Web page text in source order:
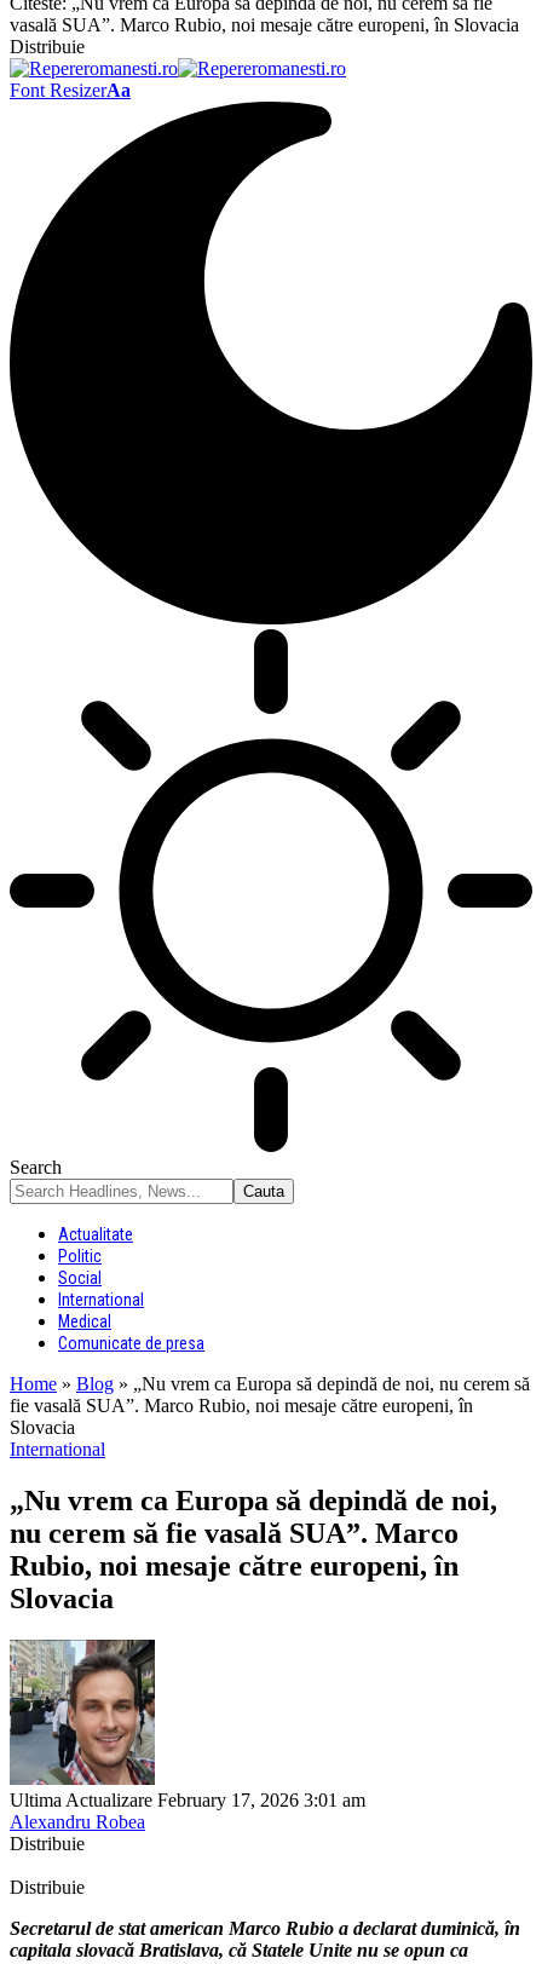
vasală SUA”. Marco Rubio, noi mesaje către europeni, în Slovacia
Distribuie
Font ResizerAa
Search
Actualitate
Politic
Social
International
Medical
Comunicate de presa
Home » Blog » „Nu vrem ca Europa să depindă de noi, nu cerem să
fie vasală SUA”. Marco Rubio, noi mesaje către europeni, în
Slovacia
International
„Nu vrem ca Europa să depindă de noi,
nu cerem să fie vasală SUA”. Marco
Rubio, noi mesaje către europeni, în
Slovacia
Ultima Actualizare February 17, 2026 3:01 am
Alexandru Robea
Distribuie
Distribuie
Secretarul de stat american Marco Rubio a declarat duminică, în
capitala slovacă Bratislava, că Statele Unite nu se opun ca